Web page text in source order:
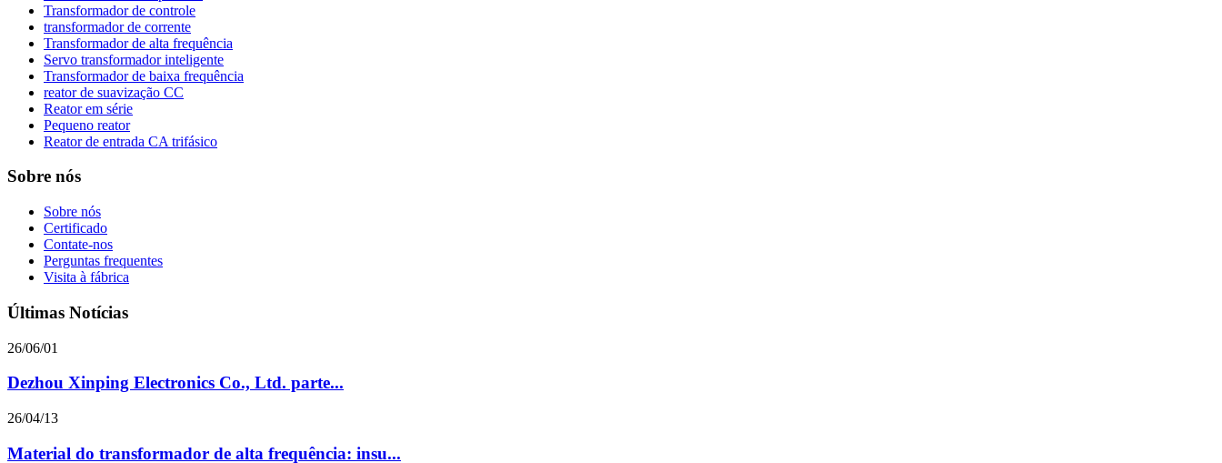
Transformador de controle
transformador de corrente
Transformador de alta frequência
Servo transformador inteligente
Transformador de baixa frequência
reator de suavização CC
Reator em série
Pequeno reator
Reator de entrada CA trifásico
Sobre nós
Sobre nós
Certificado
Contate-nos
Perguntas frequentes
Visita à fábrica
Últimas Notícias
26/06/01
Dezhou Xinping Electronics Co., Ltd. parte...
26/04/13
Material do transformador de alta frequência: insu...